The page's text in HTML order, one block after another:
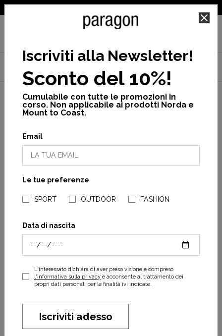
NEGOZI PARAGONSHOP
Home Norda Scarpe
Norda 001A - Norda 001A G+
Scarpa norda 001a woman
Iscriviti alla Newsletter!
Sconto del 10%!
Cumulabile con tutte le promozioni in
corso. Non applicabile ai prodotti Norda e
Mount to Coast.
Email
Le tue preferenze
SPORT OUTDOOR FASHION
Data di nascita
L'interessato dichiara di aver preso visione e compreso
l'informativa sulla privacye acconsente al trattamento dei
propri dati personali per le finalità ivi indicate.
Iscriviti adesso